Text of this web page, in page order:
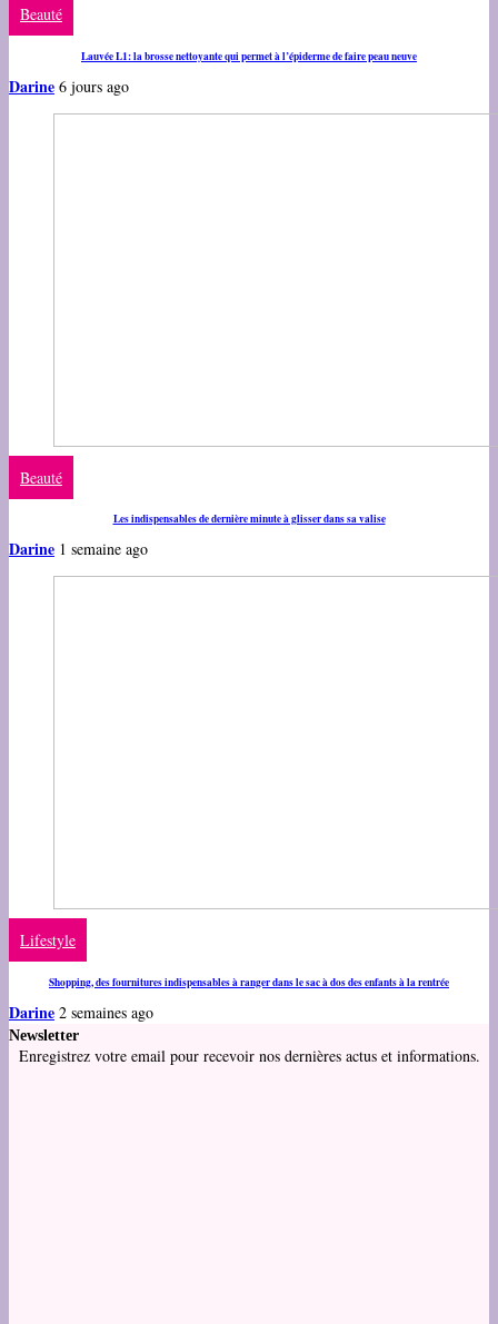
Beauté
Lauvée L1: la brosse nettoyante qui permet à l’épiderme de faire peau neuve
Darine 6 jours ago
Beauté
Les indispensables de dernière minute à glisser dans sa valise
Darine 1 semaine ago
Lifestyle
Shopping, des fournitures indispensables à ranger dans le sac à dos des enfants à la rentrée
Darine 2 semaines ago
Newsletter
Enregistrez votre email pour recevoir nos dernières actus et informations.